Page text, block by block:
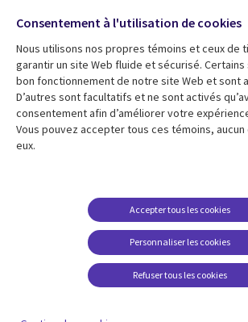
Fusions
Salle de
Ressources
Articles
Études de cas
Baladodiffusions
Support
Carrières
Centre
Suivez-nous
Social
Media
Global
FR
Consentement à l'utilisation de cookies
Nous utilisons nos propres témoins et ceux de
garantir un site Web fluide et sécurisé.
bon fonctionnement de notre site Web et sont
D’autres sont facultatifs et ne sont activés
consentement afin d’améliorer votre
Vous pouvez accepter tous ces témoins, aucun
eux.
Personnaliser les cookies
Accepter tous les cookies
Refuser tous les cookies